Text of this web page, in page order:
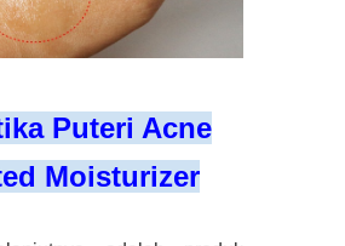
Puteri Acne
Moisturizer